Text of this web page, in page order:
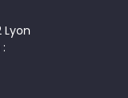
Lyon